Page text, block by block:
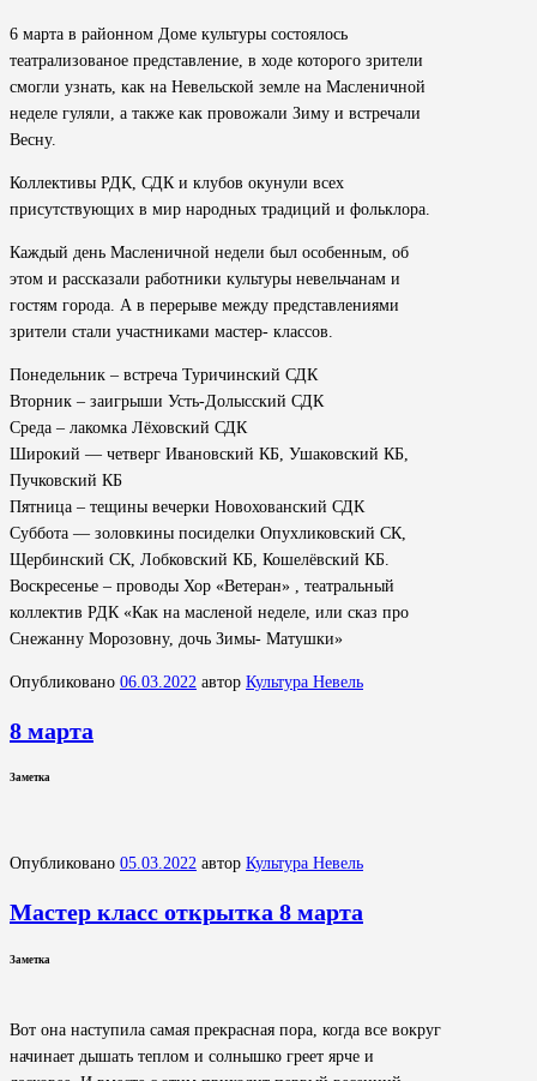
6 марта в районном Доме культуры состоялось
театрализованое представление, в ходе которого зрители
смогли узнать, как на Невельской земле на Масленичной
неделе гуляли, а также как провожали Зиму и встречали
Весну.
Коллективы РДК, СДК и клубов окунули всех
присутствующих в мир народных традиций и фольклора.
Каждый день Масленичной недели был особенным, об
этом и рассказали работники культуры невельчанам и
гостям города. А в перерыве между представлениями
зрители стали участниками мастер- классов.
Понедельник – встреча Туричинский СДК
Вторник – заигрыши Усть-Долысский СДК
Среда – лакомка Лёховский СДК
Широкий — четверг Ивановский КБ, Ушаковский КБ,
Пучковский КБ
Пятница – тещины вечерки Новохованский СДК
Суббота — золовкины посиделки Опухликовский СК,
Щербинский СК, Лобковский КБ, Кошелёвский КБ.
Воскресенье – проводы Хор «Ветеран» , театральный
коллектив РДК «Как на масленой неделе, или сказ про
Снежанну Морозовну, дочь Зимы- Матушки»
Опубликовано 06.03.2022 автор Культура Невель
8 марта
Заметка
Опубликовано 05.03.2022 автор Культура Невель
Мастер класс открытка 8 марта
Заметка
Вот она наступила самая прекрасная пора, когда все вокруг
начинает дышать теплом и солнышко греет ярче и